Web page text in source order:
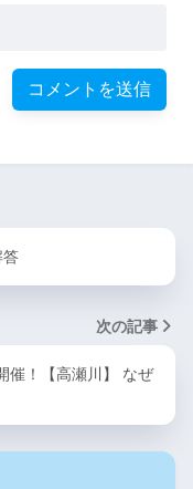
次の記事
催！【高瀬川】 なぜ